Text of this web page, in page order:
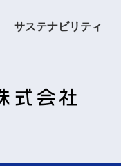
サステナビリティ